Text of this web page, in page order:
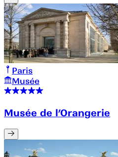
Paris
Musée
Musée de l’Orangerie